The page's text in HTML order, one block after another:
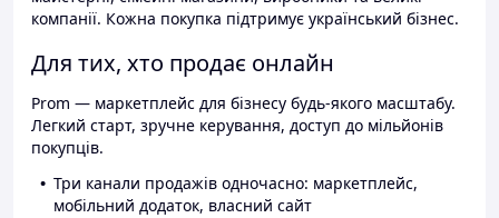
компанії. Кожна покупка підтримує український бізнес.
Для тих, хто продає онлайн
Prom — маркетплейс для бізнесу будь-якого масштабу.
Легкий старт, зручне керування, доступ до мільйонів
покупців.
Три канали продажів одночасно: маркетплейс,
мобільний додаток, власний сайт